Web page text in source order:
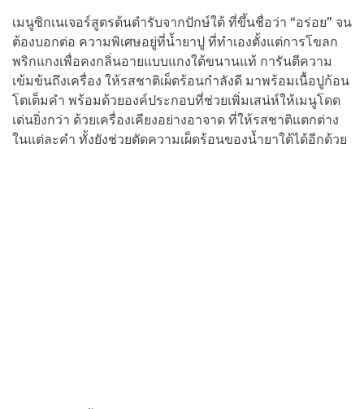
เมนูซิกเนเจอร์สูตรต้นตำรับจากปักษ์ใต้ ที่ขึ้นชื่อว่า “อร่อย” จน
ต้องบอกต่อ ความพิเศษอยู่ที่น้ำยาปู ที่ทำเองตั้งแต่การโขลก
พริกแกงเพื่อคงกลิ่นอายแบบแกงใต้ขนานแท้ การันตีความ
เข้มข้นถึงเครื่อง ให้รสชาติเผ็ดร้อนกำลังดี มาพร้อมเนื้อปูก้อน
โตเต็มคำ พร้อมด้วยองค์ประกอบที่ช่วยเพิ่มเสน่ห์ให้เมนูโดด
เด่นยิ่งกว่า ด้วยเครื่องเคียงอย่างอาจาด ที่ให้รสชาติแตกต่าง
ในแต่ละคำ ทั้งยังช่วยตัดความเผ็ดร้อนของน้ำยาใต้ได้อีกด้วย